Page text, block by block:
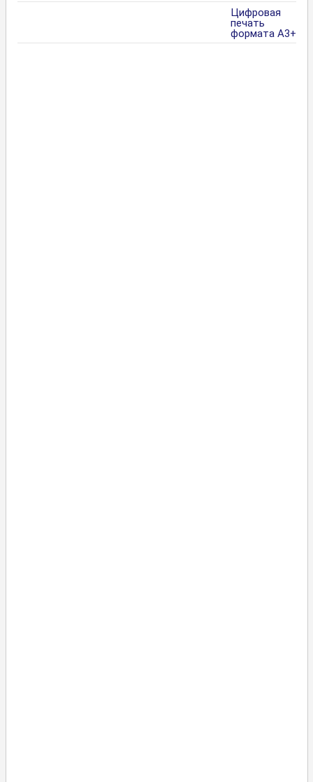
Цифровая
печать
формата А3+